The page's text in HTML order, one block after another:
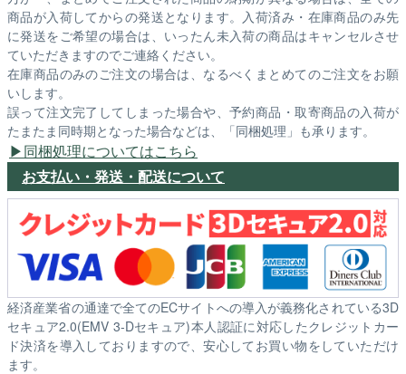
商品が入荷してからの発送となります。入荷済み・在庫商品のみ先
に発送をご希望の場合は、いったん未入荷の商品はキャンセルさせ
ていただきますのでご連絡ください。
在庫商品のみのご注文の場合は、なるべくまとめてのご注文をお願
いします。
誤って注文完了してしまった場合や、予約商品・取寄商品の入荷が
たまたま同時期となった場合などは、「同梱処理」も承ります。
同梱処理についてはこちら
お支払い・発送・配送について
経済産業省の通達で全てのECサイトへの導入が義務化されている3D
セキュア2.0(EMV 3-Dセキュア)本人認証に対応したクレジットカー
ド決済を導入しておりますので、安心してお買い物をしていただけ
ます。